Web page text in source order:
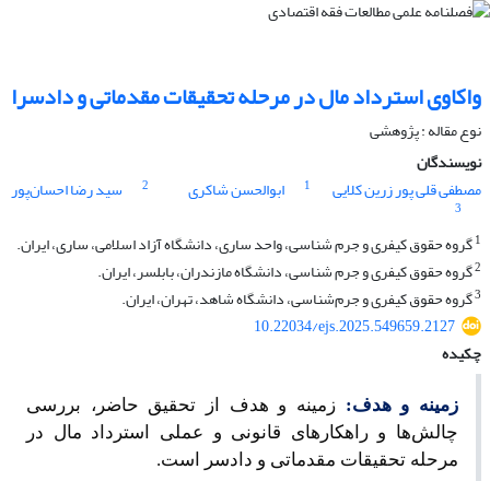
واکاوی استرداد مال در مرحله تحقیقات مقدماتی و دادسرا
نوع مقاله : پژوهشی
نویسندگان
مصطفی قلی پور زرین کلایی
1 ابوالحسن شاکری 2 سید رضا احسان‌پور
3
1گروه حقوق کیفری و جرم شناسی، واحد ساری، دانشگاه آزاد اسلامی، ساری، ایران.
2گروه حقوق کیفری و جرم شناسی، دانشگاه مازندران، بابلسر، ایران.
3گروه حقوق کیفری و جرم‌شناسی، دانشگاه شاهد، تهران، ایران.
10.22034/ejs.2025.549659.2127
چکیده
زمینه و هدف: زمینه و هدف از تحقیق حاضر، بررسی
چالش‌ها و راهکارهای قانونی و عملی استرداد مال در
مرحله تحقیقات مقدماتی و دادسر است.